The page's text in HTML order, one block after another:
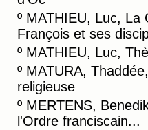
º MATHIEU, Luc, La
François et ses
º MATHIEU, Luc,
º MATURA,
religieuse
º MERTENS,
l'Ordre franciscain...